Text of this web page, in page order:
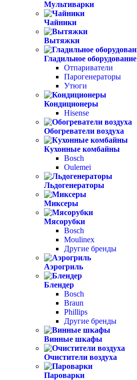
Мультиварки
Чайники
Вытяжки
Гладильное оборудование
Отпариватели
Парогенераторы
Утюги
Кондиционеры
Hisense
Обогреватели воздуха
Кухонные комбайны
Bosch
Oulemei
Льдогенераторы
Миксеры
Мясорубки
Bosch
Moulinex
Другие бренды
Аэрогриль
Блендер
Bosch
Braun
Phillips
Другие бренды
Винные шкафы
Очистители воздуха
Пароварки